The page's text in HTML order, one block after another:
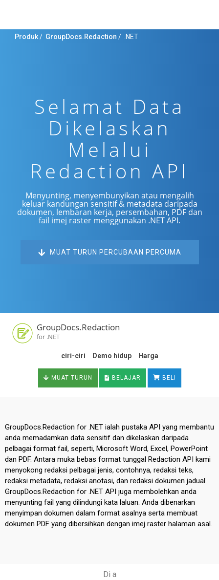
Produk/ GroupDocs.Redaction / .NET
Selamat Data
Dikelaskan
Melalui
Redaction API
Menyunting, menyembunyikan atau mengalih
keluar kandungan sensitif & metadata daripada
dokumen, lembaran kerja, persembahan, PDF dan
fail imej raster menggunakan .NET API.
MUAT TURUN PERCUBAAN PERCUMA
GroupDocs.Redaction
for .NET
ciri-ciri Demo hidup Harga
MUAT TURUN BELAJAR BELI
GroupDocs.Redaction for .NET ialah pustaka API yang membantu
anda memadamkan data sensitif dan dikelaskan daripada
pelbagai format fail, seperti, Microsoft Word, Excel, PowerPoint
dan PDF. Antara muka bebas format tunggal Redaction API kami
menyokong redaksi pelbagai jenis, contohnya, redaksi teks,
redaksi metadata, redaksi anotasi, dan redaksi dokumen jadual.
GroupDocs.Redaction for .NET API juga membolehkan anda
menyunting fail yang dilindungi kata laluan. Anda dibenarkan
menyimpan dokumen dalam format asalnya serta membuat
dokumen PDF yang dibersihkan dengan imej raster halaman asal.
Di a